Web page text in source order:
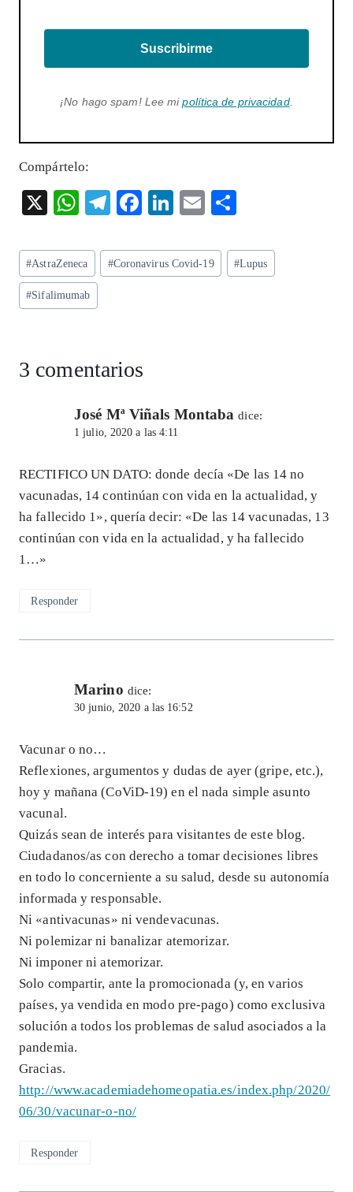
Suscribirme
¡No hago spam! Lee mipolítica de privacidad.
Compártelo:
X
W
ts
A
p
T
eg
ra
F
eb
o
Li
ke
dI
E
ai
l
re
Etiquetas
de
la
#AstraZeneca #Coronavirus Covid-19 #Lupus
#Sifalimumab
3 comentarios
José Mª Viñals Montaba dice:
1 julio, 2020 a las 4:11
RECTIFICO UN DATO: donde decía «De las 14 no
vacunadas, 14 continúan con vida en la actualidad, y
ha fallecido 1», quería decir: «De las 14 vacunadas, 13
continúan con vida en la actualidad, y ha fallecido
1…»
Responder
Marino dice:
30 junio, 2020 a las 16:52
Vacunar o no…
Reflexiones, argumentos y dudas de ayer (gripe, etc.),
hoy y mañana (CoViD-19) en el nada simple asunto
vacunal.
Quizás sean de interés para visitantes de este blog.
Ciudadanos/as con derecho a tomar decisiones libres
en todo lo concerniente a su salud, desde su autonomía
informada y responsable.
Ni «antivacunas» ni vendevacunas.
Ni polemizar ni banalizar atemorizar.
Ni imponer ni atemorizar.
Solo compartir, ante la promocionada (y, en varios
países, ya vendida en modo pre-pago) como exclusiva
solución a todos los problemas de salud asociados a la
pandemia.
Gracias.
http://www.academiadehomeopatia.es/index.php/2020/
06/30/vacunar-o-no/
Responder